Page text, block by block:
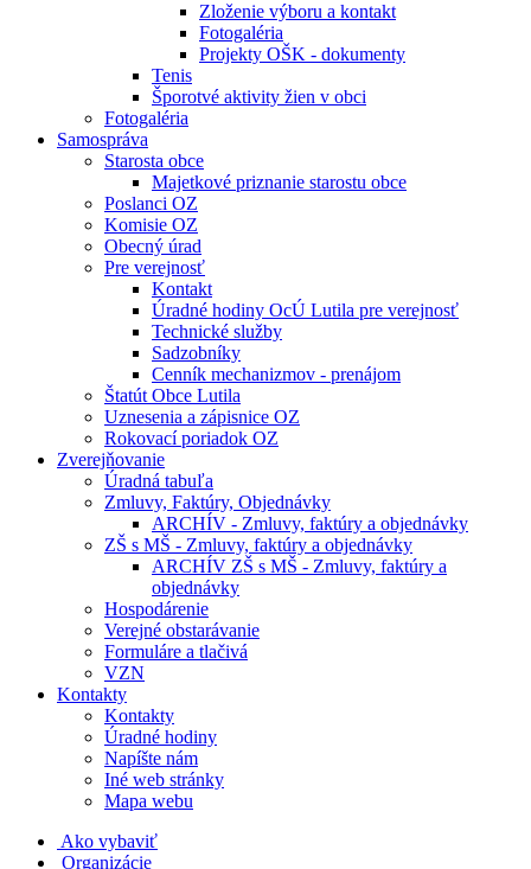
Zloženie výboru a kontakt
Fotogaléria
Projekty OŠK - dokumenty
Tenis
Šporotvé aktivity žien v obci
Fotogaléria
Samospráva
Starosta obce
Majetkové priznanie starostu obce
Poslanci OZ
Komisie OZ
Obecný úrad
Pre verejnosť
Kontakt
Úradné hodiny OcÚ Lutila pre verejnosť
Technické služby
Sadzobníky
Cenník mechanizmov - prenájom
Štatút Obce Lutila
Uznesenia a zápisnice OZ
Rokovací poriadok OZ
Zverejňovanie
Úradná tabuľa
Zmluvy, Faktúry, Objednávky
ARCHÍV - Zmluvy, faktúry a objednávky
ZŠ s MŠ - Zmluvy, faktúry a objednávky
ARCHÍV ZŠ s MŠ - Zmluvy, faktúry a
objednávky
Hospodárenie
Verejné obstarávanie
Formuláre a tlačivá
VZN
Kontakty
Kontakty
Úradné hodiny
Napíšte nám
Iné web stránky
Mapa webu
Ako vybaviť
Organizácie